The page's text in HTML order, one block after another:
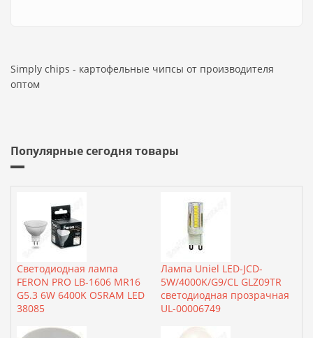
Simply chips - картофельные чипсы от производителя
оптом
Популярные сегодня товары
Светодиодная лампа
FERON PRO LB-1606 MR16
G5.3 6W 6400K OSRAM LED
38085
Лампа Uniel LED-JCD-
5W/4000K/G9/CL GLZ09TR
светодиодная прозрачная
UL-00006749